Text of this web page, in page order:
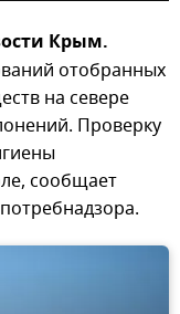
Крым.
отобранных
на севере
Проверку
сообщает